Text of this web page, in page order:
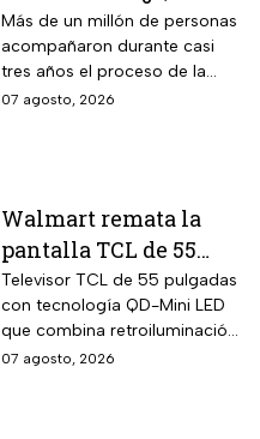
cáncer padecía la
estrella de TikTok?
Más de un millón de personas
acompañaron durante casi
tres años el proceso de la
creadora: tratamientos,
07 agosto, 2026
Walmart remata la
pantalla TCL de 55
pulgadas 4K QD-Mini
Led con $6,600 de
descuento en línea y
hasta 24 meses sin
Televisor TCL de 55 pulgadas
con tecnología QD-Mini LED
que combina retroiluminación
Mini LED de casi precisión
07 agosto, 2026